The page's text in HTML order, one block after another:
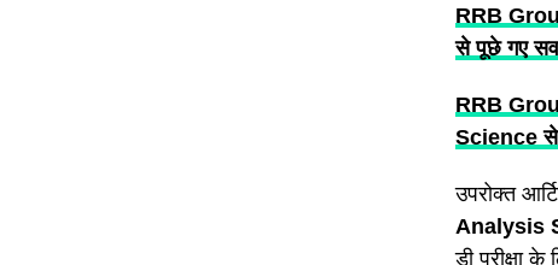
RRB
से पूछे गए
RRB
Science से
उपरोक्त
Analysis
डी परीक्षा